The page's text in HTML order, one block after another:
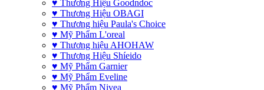
♥ Thương Hiệu Goodndoc
♥ Thương Hiệu OBAGI
♥ Thương hiệu Paula's Choice
♥ Mỹ Phẩm L'oreal
♥ Thương hiệu AHOHAW
♥ Thương Hiệu Shíeido
♥ Mỹ Phẩm Garnier
♥ Mỹ Phẩm Eveline
♥ Mỹ Phẩm Nivea